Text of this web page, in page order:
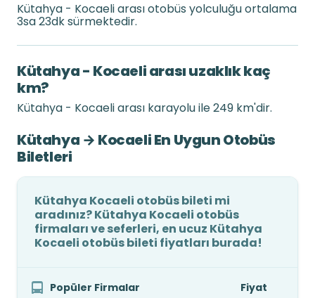
Kütahya - Kocaeli arası otobüs yolculuğu ortalama
3sa 23dk sürmektedir.
Kütahya - Kocaeli arası uzaklık kaç
km?
Kütahya - Kocaeli arası karayolu ile 249 km'dir.
Kütahya → Kocaeli En Uygun Otobüs
Biletleri
Kütahya Kocaeli otobüs bileti mi
aradınız? Kütahya Kocaeli otobüs
firmaları ve seferleri, en ucuz Kütahya
Kocaeli otobüs bileti fiyatları burada!
Popüler Firmalar Fiyat